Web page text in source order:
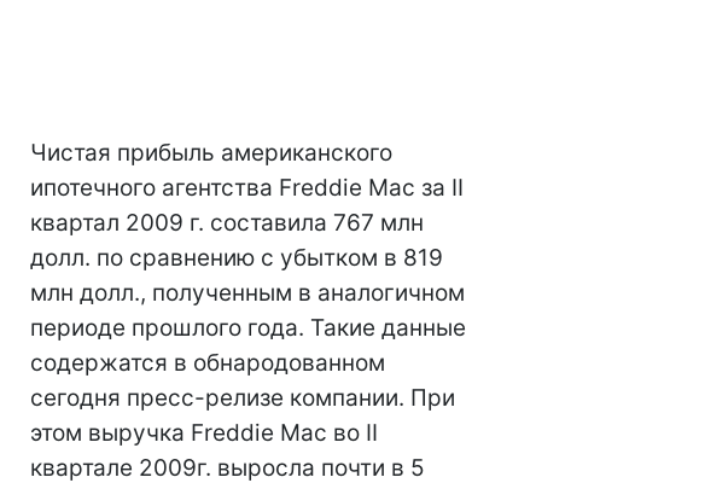
Чистая прибыль американского
ипотечного агентства Freddie Mac за II
квартал 2009 г. составила 767 млн
долл. по сравнению с убытком в 819
млн долл., полученным в аналогичном
периоде прошлого года. Такие данные
содержатся в обнародованном
сегодня пресс-релизе компании. При
этом выручка Freddie Mac во II
квартале 2009г. выросла почти в 5